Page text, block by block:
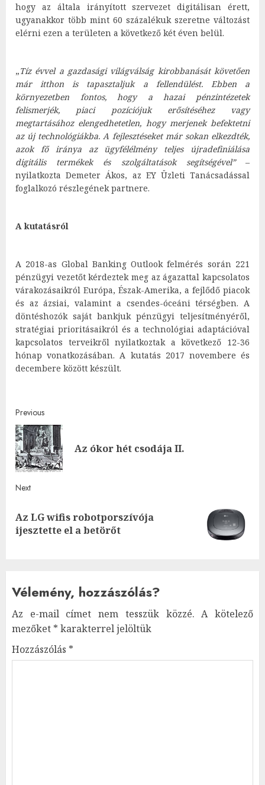
hogy az általa irányított szervezet digitálisan érett,
ugyanakkor több mint 60 százalékuk szeretne változást
elérni ezen a területen a következő két éven belül.
„Tíz évvel a gazdasági világválság kirobbanását követően
már itthon is tapasztaljuk a fellendülést. Ebben a
környezetben fontos, hogy a hazai pénzintézetek
felismerjék, piaci pozíciójuk erősítéséhez vagy
megtartásához elengedhetetlen, hogy merjenek befektetni
az új technológiákba. A fejlesztéseket már sokan elkezdték,
azok fő iránya az ügyfélélmény teljes újradefiniálása
digitális termékek és szolgáltatások segítségével” –
nyilatkozta Demeter Ákos, az EY Üzleti Tanácsadással
foglalkozó részlegének partnere.
A kutatásról
A 2018-as Global Banking Outlook felmérés során 221
pénzügyi vezetőt kérdeztek meg az ágazattal kapcsolatos
várakozásaikról Európa, Észak-Amerika, a fejlődő piacok
és az ázsiai, valamint a csendes-óceáni térségben. A
döntéshozók saját bankjuk pénzügyi teljesítményéről,
stratégiai prioritásaikról és a technológiai adaptációval
kapcsolatos terveikről nyilatkoztak a következő 12-36
hónap vonatkozásában. A kutatás 2017 novembere és
decembere között készült.
Post
navigation
Previous
Az ókor hét csodája II.
Next
Next
post:
Az LG wifis robotporszívója
ijesztette el a betörőt
Vélemény, hozzászólás?
Az e-mail címet nem tesszük közzé. A kötelező
mezőket * karakterrel jelöltük
Hozzászólás *